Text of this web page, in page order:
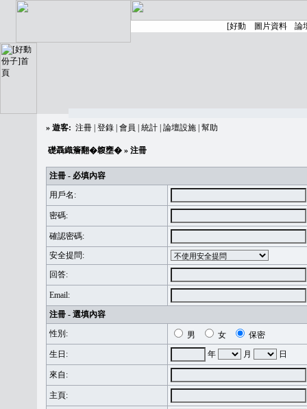
» 遊客: 注冊 登錄 會員 統計 論壇設施 幫助
礎聶織簷翻�䪖壅� » 注冊
注冊 - 必填內容
用戶名:
密碼:
確認密碼:
安全提問:
回答:
Email:
注冊 - 選填內容
性別:
男 女
保密
生日:
年 月 日
來自:
主頁: